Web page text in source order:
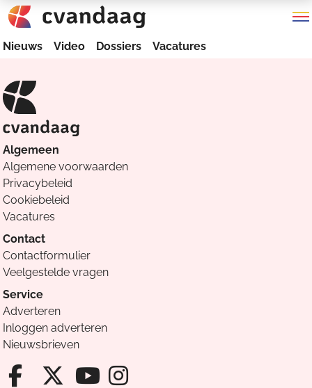
Nieuws Video Dossiers Vacatures
Algemeen
Algemene voorwaarden
Privacybeleid
Cookiebeleid
Vacatures
Contact
Contactformulier
Veelgestelde vragen
Service
Adverteren
Inloggen adverteren
Nieuwsbrieven
Facebook van Cvandaag
X van Cvandaag
Instagram van